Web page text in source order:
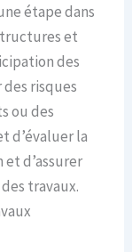
étape dans
et
des
risques
ou des
d’évaluer la
d’assurer
travaux.